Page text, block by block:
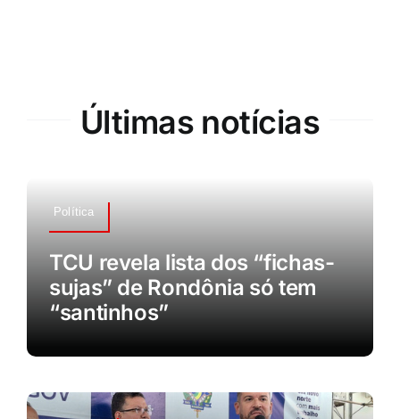
Últimas notícias
Política
TCU revela lista dos “fichas-
sujas” de Rondônia só tem
“santinhos”